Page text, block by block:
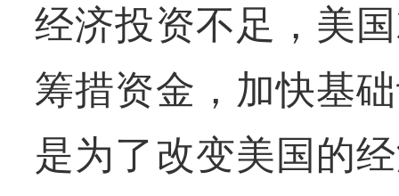
经济投资不足，美
筹措资金，加快基
是为了改变美国的